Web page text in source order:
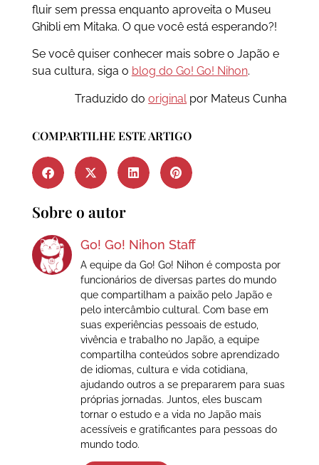
fluir sem pressa enquanto aproveita o Museu
Ghibli em Mitaka. O que você está esperando?!
Se você quiser conhecer mais sobre o Japão e
sua cultura, siga o blog do Go! Go! Nihon.
Traduzido dooriginal por Mateus Cunha
COMPARTILHE ESTE ARTIGO
Sobre o autor
Go! Go! Nihon Staff
A equipe da Go! Go! Nihon é composta por
funcionários de diversas partes do mundo
que compartilham a paixão pelo Japão e
pelo intercâmbio cultural. Com base em
suas experiências pessoais de estudo,
vivência e trabalho no Japão, a equipe
compartilha conteúdos sobre aprendizado
de idiomas, cultura e vida cotidiana,
ajudando outros a se prepararem para suas
próprias jornadas. Juntos, eles buscam
tornar o estudo e a vida no Japão mais
acessíveis e gratificantes para pessoas do
mundo todo.